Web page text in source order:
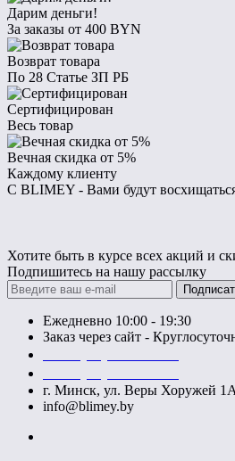
Дарим деньги!
За заказы от 400 BYN
Возврат товара
По 28 Статье ЗП РБ
Сертифицирован
Весь товар
Вечная скидка от 5%
Каждому клиенту
С BLIMEY - Вами будут
Хотите быть в курсе всех акций и
Подпишитесь на нашу рассылку
Ежедневно 10:00 - 19:30
Заказ через сайт -
г. Минск, ул. Веры Хоружей
info@blimey.by